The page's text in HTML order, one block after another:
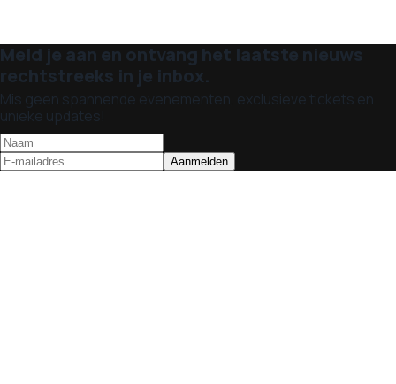
Meld je aan en ontvang het laatste nieuws
rechtstreeks in je inbox.
Mis geen spannende evenementen, exclusieve tickets en
unieke updates!